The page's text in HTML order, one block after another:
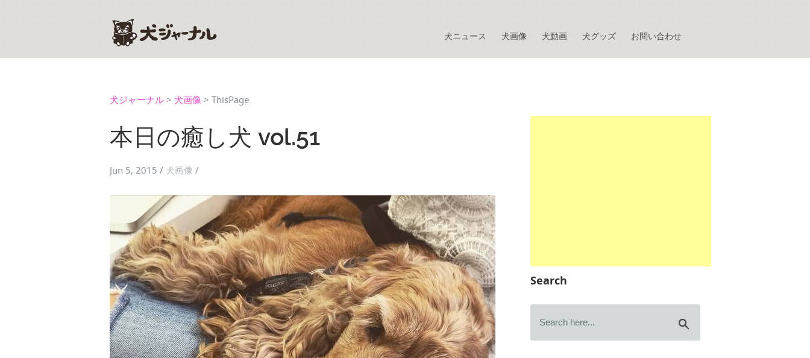
犬ニュース 犬画像 犬動画 犬グッズ お問い合わせ
犬ジャーナル > 犬画像 > ThisPage
本日の癒し犬 vol.51
Jun 5, 2015 / 犬画像 /
Search